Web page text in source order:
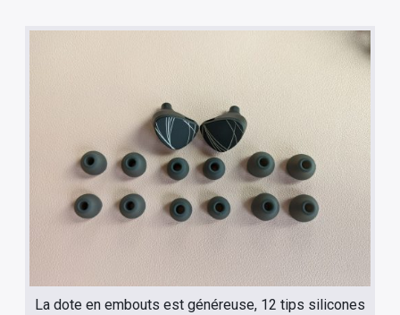
La dote en embouts est généreuse, 12 tips silicones